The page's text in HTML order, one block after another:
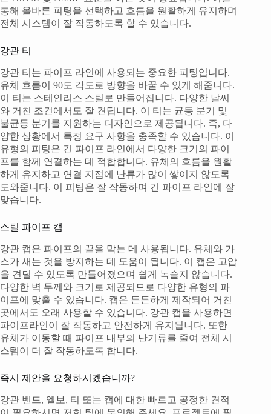
통해 올바른 피팅을 선택하고 흐름을 원활하게 유지하며
전체 시스템이 잘 작동하도록 할 수 있습니다.
강관 티
강관 티는 파이프 라인에 사용되는 중요한 피팅입니다.
유체 흐름이 90도 각도로 방향을 바꿀 수 있게 해줍니다.
이 티는 스테인리스 스틸로 만들어집니다. 다양한 날씨
와 거친 조건에서도 잘 견딥니다. 이 티는 균등 분기 및
불균등 분기를 지원하는 디자인으로 제공됩니다. 즉, 다
양한 상황에서 특정 요구 사항을 충족할 수 있습니다. 이
유형의 피팅은 긴 파이프 라인에서 다양한 크기의 파이
프를 함께 연결하는 데 적합합니다. 유체의 흐름을 원활
하게 유지하고 연결 지점에 난류가 많이 쌓이지 않도록
도와줍니다. 이 피팅은 잘 작동하며 긴 파이프 라인에 잘
맞습니다.
스틸 파이프 캡
강관 캡은 파이프의 끝을 막는 데 사용됩니다. 유체와 가
스가 새는 것을 방지하는 데 도움이 됩니다. 이 캡은 고압
을 견딜 수 있도록 만들어졌으며 쉽게 녹슬지 않습니다.
다양한 벽 두께와 크기로 제공되므로 다양한 유형의 파
이프에 맞출 수 있습니다. 캡은 튼튼하게 제작되어 거친
곳에서도 오래 사용할 수 있습니다. 강관 캡을 사용하면
파이프라인이 잘 작동하고 안전하게 유지됩니다. 또한
유체가 이동할 때 파이프 내부의 난기류를 줄여 전체 시
스템이 더 잘 작동하도록 합니다.
즉시 제안을 요청하시겠습니까?
강관 벤드, 엘보, 티 또는 캡에 대한 빠르고 공정한 견적